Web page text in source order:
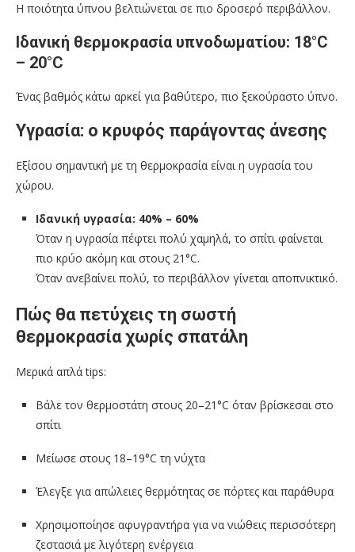
Η ποιότητα ύπνου βελτιώνεται σε πιο δροσερό περιβάλλον.
Ιδανική θερμοκρασία υπνοδωματίου: 18°C
– 20°C
Ένας βαθμός κάτω αρκεί για βαθύτερο, πιο ξεκούραστο ύπνο.
Υγρασία: ο κρυφός παράγοντας άνεσης
Εξίσου σημαντική με τη θερμοκρασία είναι η υγρασία του
χώρου.
Ιδανική υγρασία: 40% – 60%
Όταν η υγρασία πέφτει πολύ χαμηλά, το σπίτι φαίνεται
πιο κρύο ακόμη και στους 21°C.
Όταν ανεβαίνει πολύ, το περιβάλλον γίνεται αποπνικτικό.
Πώς θα πετύχεις τη σωστή
θερμοκρασία χωρίς σπατάλη
Μερικά απλά tips:
Βάλε τον θερμοστάτη στους 20–21°C όταν βρίσκεσαι στο
σπίτι
Μείωσε στους 18–19°C τη νύχτα
Έλεγξε για απώλειες θερμότητας σε πόρτες και παράθυρα
Χρησιμοποίησε αφυγραντήρα για να νιώθεις περισσότερη
ζεστασιά με λιγότερη ενέργεια